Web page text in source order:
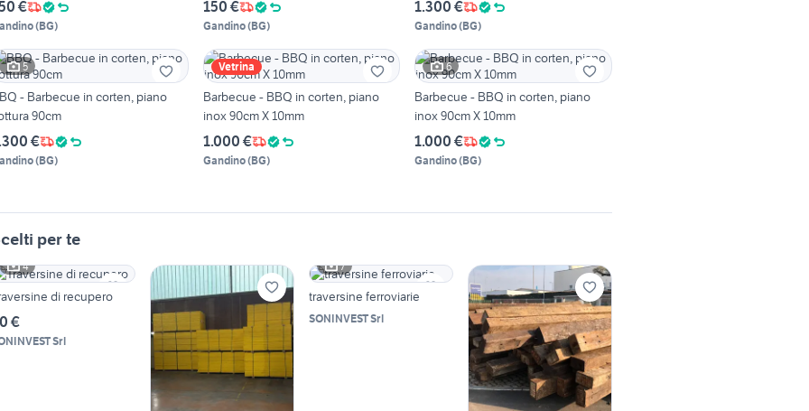
€
(BG)
150 €
Gandino(BG)
1.300 €
Gandino(BG)
5
- Barbecue in corten, piano
90cm
€
(BG)
Vetrina
Barbecue - BBQ in corten, piano
inox 90cm X 10mm
1.000 €
Gandino(BG)
6
Barbecue - BBQ in corten, piano
inox 90cm X 10mm
1.000 €
Gandino(BG)
per te
4
di recupero
€
Srl
7
traversine ferroviarie
SONINVEST Srl